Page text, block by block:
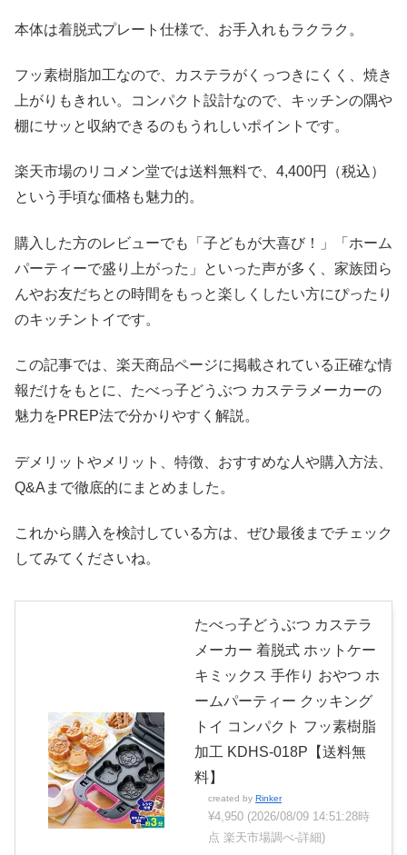
本体は着脱式プレート仕様で、お手入れもラクラク。
フッ素樹脂加工なので、カステラがくっつきにくく、焼き
上がりもきれい。コンパクト設計なので、キッチンの隅や
棚にサッと収納できるのもうれしいポイントです。
楽天市場のリコメン堂では送料無料で、4,400円（税込）
という手頃な価格も魅力的。
購入した方のレビューでも「子どもが大喜び！」「ホーム
パーティーで盛り上がった」といった声が多く、家族団ら
んやお友だちとの時間をもっと楽しくしたい方にぴったり
のキッチントイです。
この記事では、楽天商品ページに掲載されている正確な情
報だけをもとに、たべっ子どうぶつ カステラメーカーの
魅力をPREP法で分かりやすく解説。
デメリットやメリット、特徴、おすすめな人や購入方法、
Q&Aまで徹底的にまとめました。
これから購入を検討している方は、ぜひ最後までチェック
してみてくださいね。
たべっ子どうぶつ カステラ
メーカー 着脱式 ホットケー
キミックス 手作り おやつ ホ
ームパーティー クッキング
トイ コンパクト フッ素樹脂
加工 KDHS-018P【送料無
料】
created by Rinker
¥4,950 (2026/08/09 14:51:28時
点 楽天市場調べ-詳細)